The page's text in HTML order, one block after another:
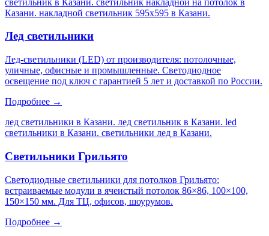
Казани. накладной светильник 595х595 в Казани.
Лед светильники
Лед-светильники (LED) от производителя: потолочные,
уличные, офисные и промышленные. Светодиодное
освещение под ключ с гарантией 5 лет и доставкой по России.
Подробнее →
лед светильники в Казани. лед светильник в Казани. led
светильники в Казани. светильники лед в Казани.
Светильники Грильято
Светодиодные светильники для потолков Грильято:
встраиваемые модули в ячеистый потолок 86×86, 100×100,
150×150 мм. Для ТЦ, офисов, шоурумов.
Подробнее →